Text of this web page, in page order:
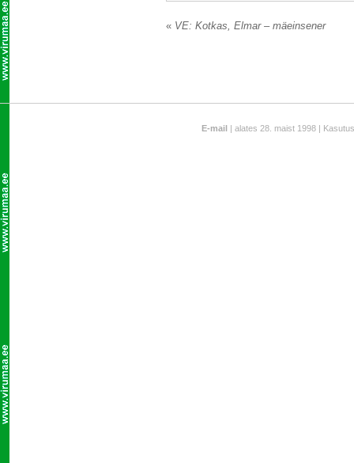
« VE: Kotkas, Elmar – mäeinsener
E-mail | alates 28. maist 1998 |